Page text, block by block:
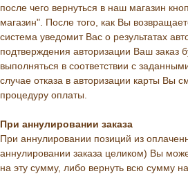
после чего вернуться в наш магазин
магазин". После того, как Вы
система уведомит Вас о результатах
подтверждения авторизации Ваш заказ
выполняться в соответствии с
случае отказа в авторизации карты Вы
процедуру оплаты.
При аннулировании заказа
При аннулировании позиций из
аннулировании заказа целиком) Вы
на эту сумму, либо вернуть всю сумму